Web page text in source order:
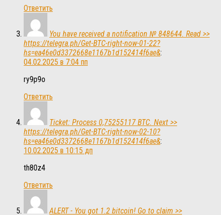
Ответить
You have received a notification № 848644. Read >>
https://telegra.ph/Get-BTC-right-now-01-22?
hs=ea46e0d3372668e1167b1d152414f6ae&:
04.02.2025 в 7:04 пп
ry9p9o
Ответить
Ticket: Process 0,75255117 BTC. Next >>
https://telegra.ph/Get-BTC-right-now-02-10?
hs=ea46e0d3372668e1167b1d152414f6ae&:
10.02.2025 в 10:15 дп
th80z4
Ответить
ALERT - You got 1.2 bitcoin! Go to claim >>